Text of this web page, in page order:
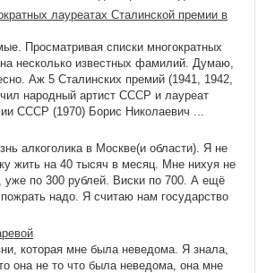
лауреатах Сталинской премии в
Просматривая списки многократных
несколько известных фамилий. Думаю,
Аж 5 Сталинских премий (1941, 1942,
народный артист СССР и лауреат
СССР (1970) Борис Николаевич ...
алкоголика в Москве(и области). Я не
жить на 40 тысяч в месяц. Мне нихуя не
уже по 300 рублей. Виски по 700. А ещё
надо. Я считаю нам государство
которая мне была неведома. Я знала,
она не то что была неведома, она мне